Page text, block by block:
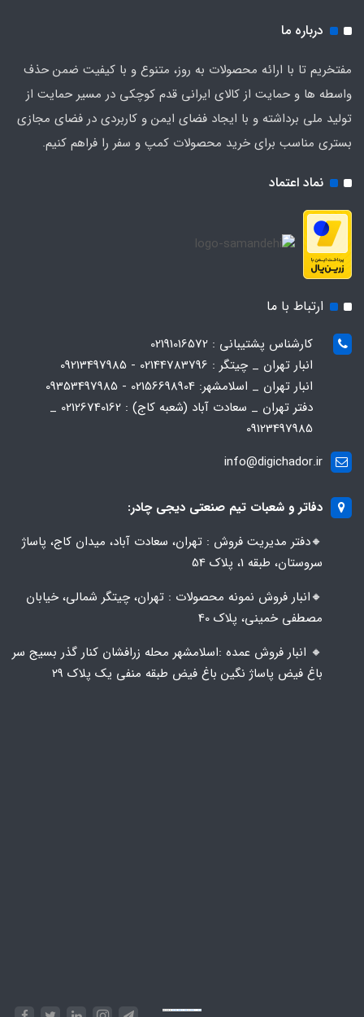
ارتفاع میله های تارپ
۲۱۰ سانت
مناسب برای
شرایط برف ، باران و آفتاب شدید ، مناسب برای
گردی
نماد اعتماد
درباره ما
مفتخریم تا با ارائه محصولات به روز، متنوع و با کیفیت ضمن حذف
واسطه ها و حمایت از کالای ایرانی قدم کوچکی در مسیر حمایت از
تولید ملی برداشته و با ایجاد فضای ایمن و کاربردی در فضای مجازی
بستری مناسب برای خرید محصولات کمپ و سفر را فراهم کنیم.
ارتباط با ما
کارشناس پشتیبانی : 02191016572
انبار تهران _ چیتگر : 02144783796 - 09213497985
انبار تهران _ اسلامشهر: 02156698904 - 09353497985
دفتر تهران _ سعادت آباد (شعبه کاج) : 02126740162 _
09123497985
info@digichador.ir
دفاتر و شعبات تیم صنعتی دیجی چادر:
🔸️​​دفتر مدیریت فروش : تهران، سعادت آباد، میدان کاج، پاساژ
سروستان، طبقه 1، پلاک 54
🔸️​​انبار فروش نمونه محصولات : تهران، چیتگر شمالی، خیابان
مصطفی خمینی، پلاک 40
🔸️ انبار فروش عمده :اسلامشهر محله زرافشان کنار گذر بسیج سر
باغ فیض پاساژ نگین باغ فیض طبقه منفی یک پلاک ۲۹
Powered by Embed Google Maps & Phase 10 rules